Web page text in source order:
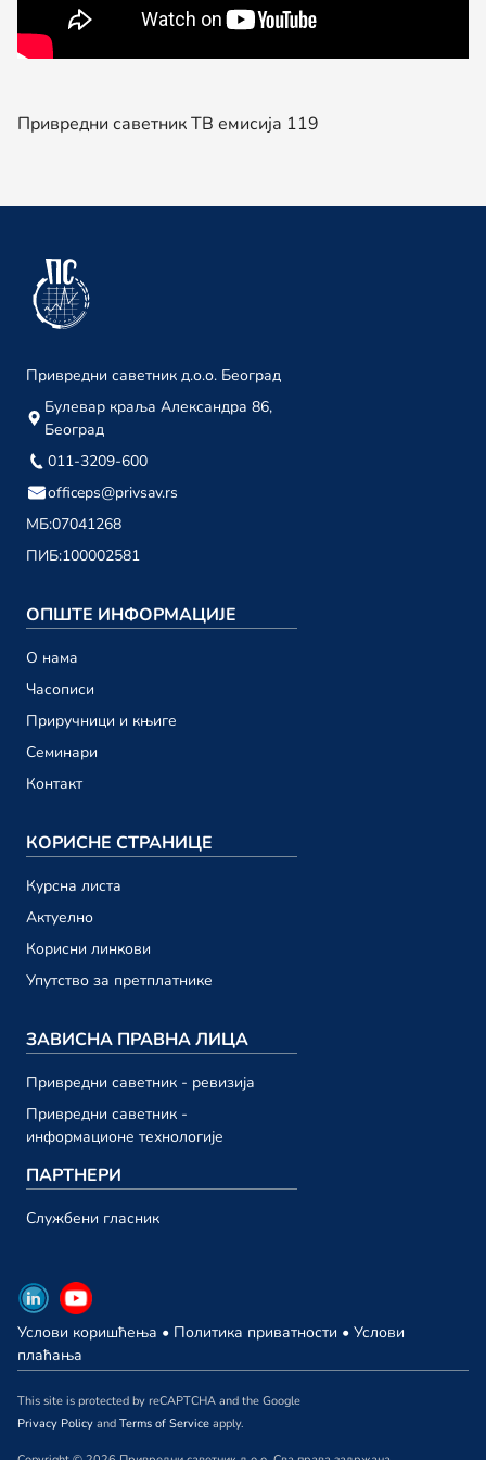
Привредни саветник ТВ емисија 119
15. јануар
Привредни саветник ТВ 204
Привредни саветник ТВ 202
22. децембар
Привредни саветник ТВ 201
Привредни саветник ТВ 200
08. децембар
Привредни саветник ТВ 199
01. децембар
новембар 2023.
24. новембар
Привредни саветник ТВ 197
03. новембар
октобар 2023.
Привредни саветник ТВ 194
23. октобар
23. октобар
Привредни саветник ТВ 192
13. октобар
септембар 2023.
Привредни саветник ТВ 191
Привредни саветник ТВ 190
29. септембар
Привредни саветник ТВ 189
Привредни саветник ТВ 188
15. септембар
Привредни саветник д.о.о. Београд
Булевар краља Александра 86,
Београд
011-3209-600
officeps@privsav.rs
МБ:07041268
ПИБ:100002581
ОПШТЕ ИНФОРМАЦИЈЕ
О намa
Часописи
Приручници и књиге
Семинари
Контакт
КОРИСНЕ СТРАНИЦЕ
Курсна листа
Актуелно
Корисни линкови
Упутство за претплатнике
ЗАВИСНА ПРАВНА ЛИЦА
Привредни саветник - ревизија
Привредни саветник -
информационе технологије
ПАРТНЕРИ
Службени гласник
Услови коришћења • Политика приватности • Услови
плаћања
This site is protected by reCAPTCHA and the Google
Privacy Policy and Terms of Service apply.